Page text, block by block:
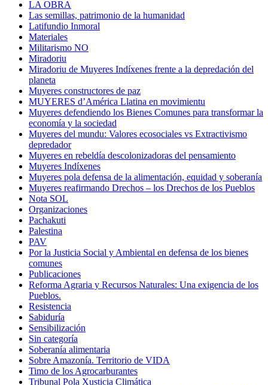
LA OBRA
Las semillas, patrimonio de la humanidad
Latifundio Inmoral
Materiales
Militarismo NO
Miradoriu
Miradoriu de Muyeres Indíxenes frente a la depredación del
planeta
Muyeres constructores de paz
MUYERES d’América Llatina en movimientu
Muyeres defendiendo los Bienes Comunes para transformar la
economía y la sociedad
Muyeres del mundu: Valores ecosociales vs Extractivismo
depredador
Muyeres en rebeldía descolonizadoras del pensamiento
Muyeres Indíxenes
Muyeres pola defensa de la alimentación, equidad y soberanía
Muyeres reafirmando Drechos – los Drechos de los Pueblos
Nota SOL
Organizaciones
Pachakuti
Palestina
PAV
Por la Justicia Social y Ambiental en defensa de los bienes
comunes
Publicaciones
Reforma Agraria y Recursos Naturales: Una exigencia de los
Pueblos.
Resistencia
Sabiduría
Sensibilización
Sin categoría
Soberanía alimentaria
Sobre Amazonía. Territorio de VIDA
Timo de los Agrocarburantes
Tribunal Pola Xusticia Climática